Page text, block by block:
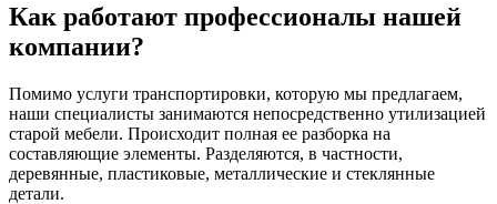
Как работают профессионалы нашей
компании?
Помимо услуги транспортировки, которую мы предлагаем,
наши специалисты занимаются непосредственно утилизацией
старой мебели. Происходит полная ее разборка на
составляющие элементы. Разделяются, в частности,
деревянные, пластиковые, металлические и стеклянные
детали.